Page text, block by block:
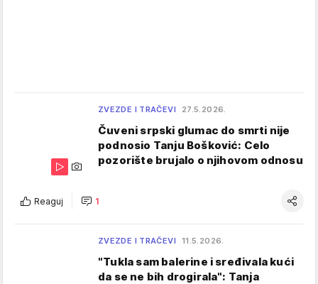
ZVEZDE I TRAČEVI 27.5.2026.
Čuveni srpski glumac do smrti nije
podnosio Tanju Bošković: Celo
pozorište brujalo o njihovom odnosu
Reaguj 1
ZVEZDE I TRAČEVI 11.5.2026.
"Tukla sam balerine i sređivala kući
da se ne bih drogirala": Tanja